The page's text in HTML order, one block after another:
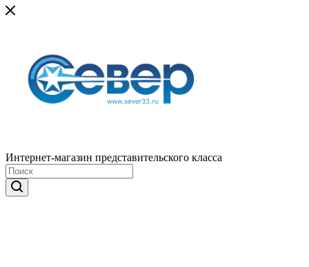
Интернет-магазин представительского класса